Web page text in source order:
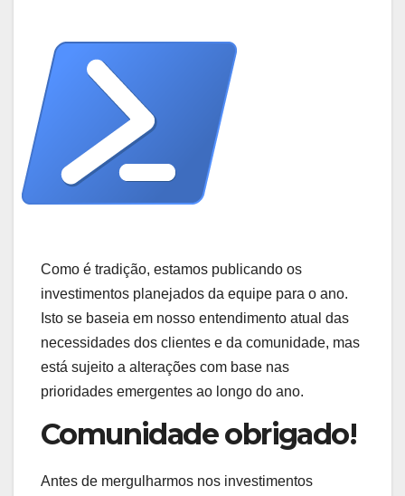
Como é tradição, estamos publicando os
investimentos planejados da equipe para o ano.
Isto se baseia em nosso entendimento atual das
necessidades dos clientes e da comunidade, mas
está sujeito a alterações com base nas
prioridades emergentes ao longo do ano.
Comunidade obrigado!
Antes de mergulharmos nos investimentos